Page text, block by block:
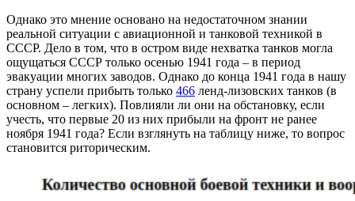
Однако это мнение основано на недостаточном знании
реальной ситуации с авиационной и танковой техникой в
СССР. Дело в том, что в остром виде нехватка танков могла
ощущаться СССР только осенью 1941 года – в период
эвакуации многих заводов. Однако до конца 1941 года в нашу
страну успели прибыть только 466 ленд-лизовских танков (в
основном – легких). Повлияли ли они на обстановку, если
учесть, что первые 20 из них прибыли на фронт не ранее
ноября 1941 года? Если взглянуть на таблицу ниже, то вопрос
становится риторическим.